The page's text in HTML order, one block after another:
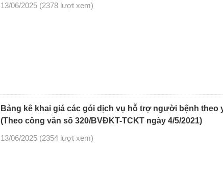
13/06/2025 (2378 lượt xem)
Bảng kê khai giá các gói dịch vụ hỗ trợ người bệnh theo
(Theo công văn số 320/BVĐKT-TCKT ngày 4/5/2021)
13/06/2025 (2354 lượt xem)